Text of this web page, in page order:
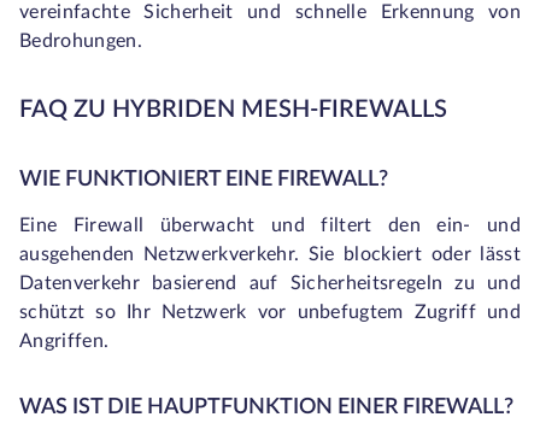
vereinfachte Sicherheit und schnelle Erkennung von
Bedrohungen.
FAQ ZU HYBRIDEN MESH-FIREWALLS
WIE FUNKTIONIERT EINE FIREWALL?
Eine Firewall überwacht und filtert den ein- und
ausgehenden Netzwerkverkehr. Sie blockiert oder lässt
Datenverkehr basierend auf Sicherheitsregeln zu und
schützt so Ihr Netzwerk vor unbefugtem Zugriff und
Angriffen.
WAS IST DIE HAUPTFUNKTION EINER FIREWALL?